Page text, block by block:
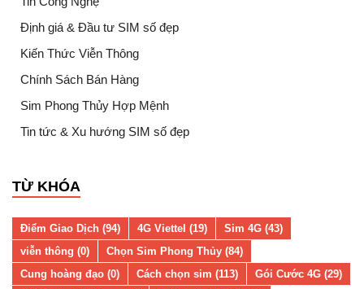
Định giá & Đầu tư SIM số đẹp
Kiến Thức Viễn Thông
Chính Sách Bán Hàng
Sim Phong Thủy Hợp Mệnh
Tin tức & Xu hướng SIM số đẹp
TỪ KHÓA
Điểm Giao Dịch (94) 4G Viettel (19)
Sim 4G (43)
viễn thông (0)
Chọn Sim Phong Thủy (84)
Cung hoàng đạo (0)
Cách chọn sim (113)
Gói Cước 4G (29)